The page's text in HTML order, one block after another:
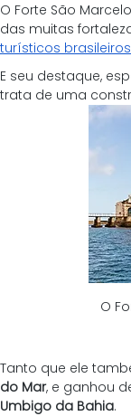
O Forte São
das muitas
turísticos brasileiros
E seu destaque,
trata de uma
O
Tanto que ele
do Mar, e ganhou
Umbigo da Bahia.